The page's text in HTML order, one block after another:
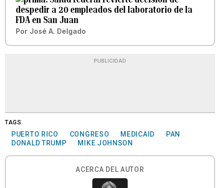
despedir a 20 empleados del laboratorio de la
FDA en San Juan
Por José A. Delgado
PUBLICIDAD
TAGS
PUERTO RICO CONGRESO MEDICAID
PAN
DONALD TRUMP
MIKE JOHNSON
ACERCA DEL AUTOR